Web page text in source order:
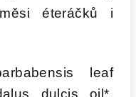
éteráčků i
leaf
dulcis oil*,